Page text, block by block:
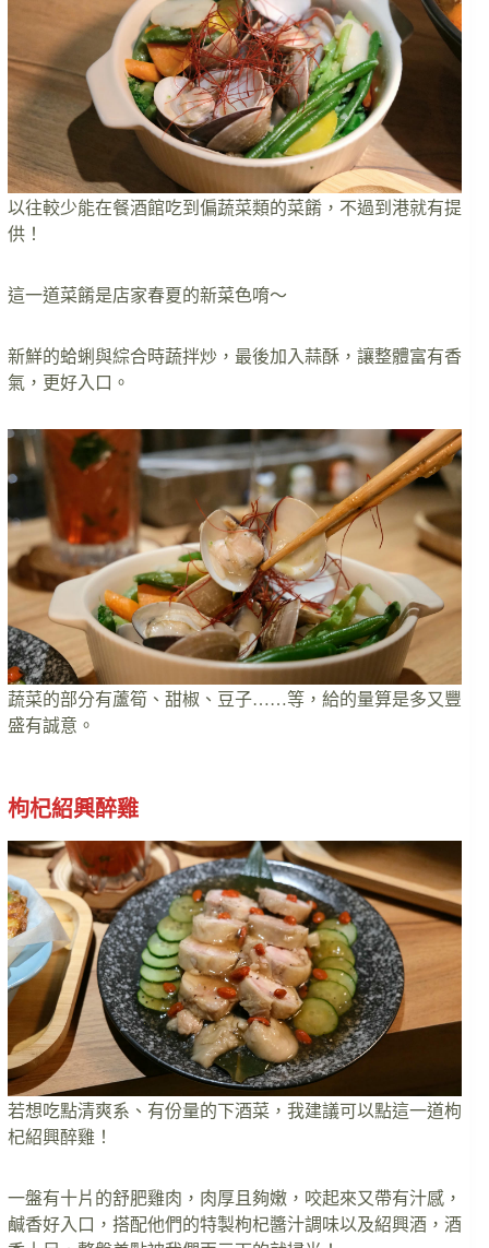
以往較少能在餐酒館吃到偏蔬菜類的菜餚，不過到港就有提
供！
這一道菜餚是店家春夏的新菜色唷～
新鮮的蛤蜊與綜合時蔬拌炒，最後加入蒜酥，讓整體富有香
氣，更好入口。
蔬菜的部分有蘆筍、甜椒、豆子……等，給的量算是多又豐
盛有誠意。
枸杞紹興醉雞
若想吃點清爽系、有份量的下酒菜，我建議可以點這一道枸
杞紹興醉雞！
一盤有十片的舒肥雞肉，肉厚且夠嫩，咬起來又帶有汁感，
鹹香好入口，搭配他們的特製枸杞醬汁調味以及紹興酒，酒